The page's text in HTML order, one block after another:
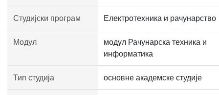
Студијски програм Електротехника и рачунарство
Модул
модул Рачунарска техника и
информатика
Тип студија основне академске студије